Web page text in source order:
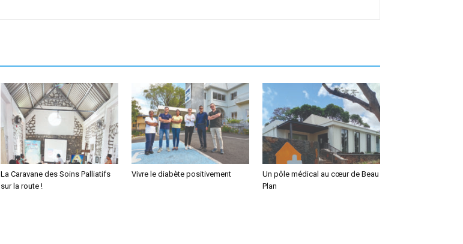
La Caravane des Soins Palliatifs
sur la route !
Vivre le diabète positivement
Un pôle médical au cœur de Beau
Plan